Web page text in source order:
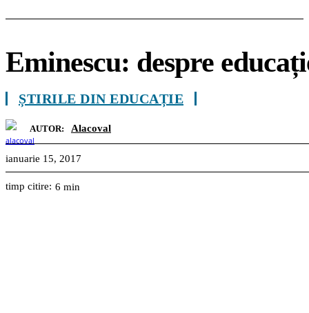
Eminescu: despre
ȘTIRILE DIN EDUCAȚIE
AUTOR: Alacoval
ianuarie 15, 2017
timp citire: 6 min